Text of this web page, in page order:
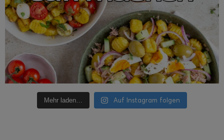
Mehr laden… Auf Instagram folgen